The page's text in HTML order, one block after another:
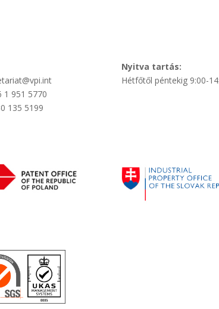
1 951 5770
135 5199
Nyitva tartás:
Hétfőtől péntekig 9:00-